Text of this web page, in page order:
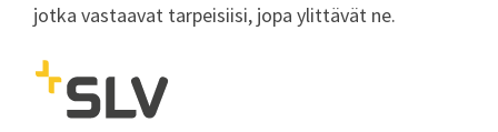
jotka vastaavat tarpeisiisi, jopa ylittävät ne.